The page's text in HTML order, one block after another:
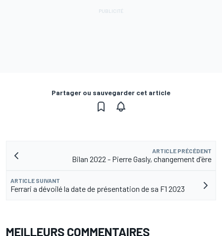
Partager ou sauvegarder cet article
ARTICLE PRÉCÉDENT
Bilan 2022 - Pierre Gasly, changement d'ère
ARTICLE SUIVANT
Ferrari a dévoilé la date de présentation de sa F1 2023
MEILLEURS COMMENTAIRES